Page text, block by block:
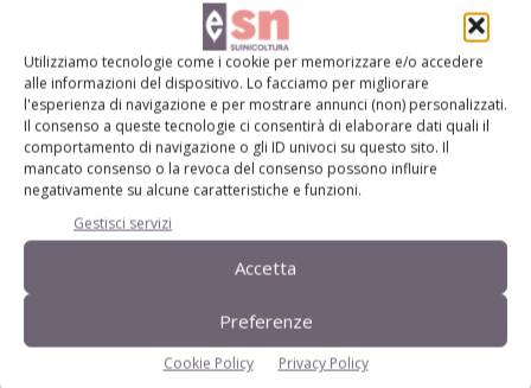
Utilizziamo tecnologie come i cookie per memorizzare e/o accedere
alle informazioni del dispositivo. Lo facciamo per migliorare
l'esperienza di navigazione e per mostrare annunci (non) personalizzati.
Il consenso a queste tecnologie ci consentirà di elaborare dati quali il
comportamento di navigazione o gli ID univoci su questo sito. Il
mancato consenso o la revoca del consenso possono influire
negativamente su alcune caratteristiche e funzioni.
Gestisci servizi
Accetta
Preferenze
Cookie Policy Privacy Policy
LASCIA UN COMMENTO